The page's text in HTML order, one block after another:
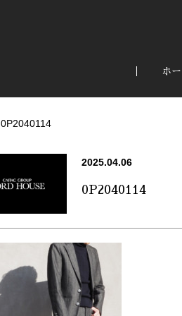
ホ
0P2040114
2025.04.06
0P2040114